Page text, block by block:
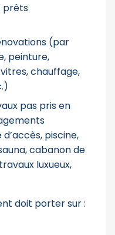
prêts
(par
peinture,
chauffage,
pas pris en
piscine,
cabanon de
luxueux,
doit porter sur :